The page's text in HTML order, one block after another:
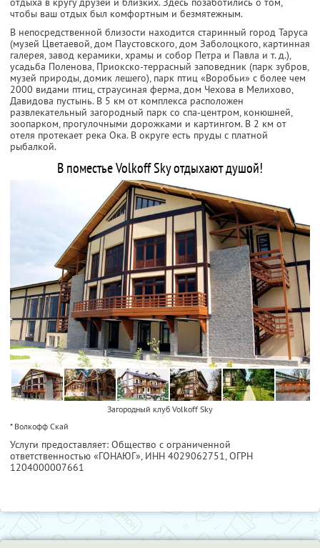
чтобы ваш отдых был комфортным и безмятежным.
В непосредственной близости находится старинный город Таруса
(музей Цветаевой, дом Паустовского, дом Заболоцкого, картинная
галерея, завод керамики, храмы и собор Петра и Павла и т. д.),
усадьба Поленова, Приокско-террасный заповедник (парк зубров,
музей природы, домик лешего), парк птиц «Воробьи» с более чем
2000 видами птиц, страусиная ферма, дом Чехова в Мелихово,
Давидова пустынь. В 5 км от комплекса расположен
развлекательный загородный парк со спа-центром, конюшней,
зоопарком, прогулочными дорожками и картингом. В 2 км от
отеля протекает река Ока. В округе есть пруды с платной
рыбалкой.
В поместье Volkoff Sky отдыхают душой!
Загородный клуб Volkoff Sky
* Волкофф Скай
Услуги предоставляет: Общество с ограниченной
ответственностью «ГОНАЮГ», ИНН 4029062751, ОГРН
1204000007661